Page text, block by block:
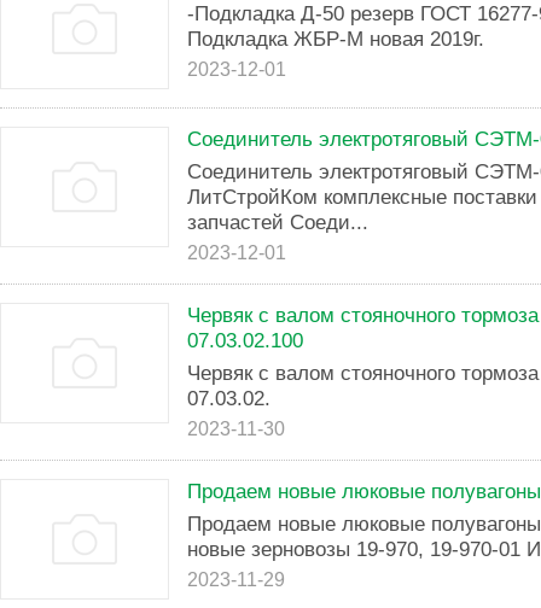
-Подкладка Д-50 резерв ГОСТ
Подкладка ЖБР-М новая 2019г.
2023-12-01
Соединитель электротяговый
Соединитель электротяговый
ЛитСтройКом комплексные
запчастей Соеди...
2023-12-01
Червяк с валом стояночного
07.03.02.100
Червяк с валом стояночного
07.03.02.
2023-11-30
Продаем новые люковые
Продаем новые люковые
новые зерновозы 19-970, 19-970-01
2023-11-29